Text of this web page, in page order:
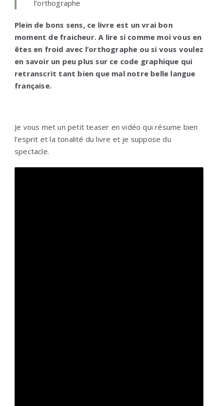
l’orthographe
Plein de bons sens, ce livre est un vrai bon
moment de fraicheur. A lire si comme moi vous en
êtes en froid avec l’orthographe ou si vous voulez
en savoir un peu plus sur ce code graphique qui
retranscrit tant bien que mal notre belle langue
française.
Je vous met un petit teaser en vidéo qui résume bien
l’esprit et la tonalité du livre et je suppose du
spectacle.